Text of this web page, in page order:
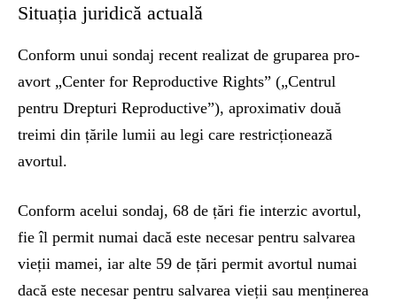
Situația juridică actuală
Conform unui sondaj recent realizat de gruparea pro-
avort „Center for Reproductive Rights” („Centrul
pentru Drepturi Reproductive”), aproximativ două
treimi din țările lumii au legi care restricționează
avortul.
Conform acelui sondaj, 68 de țări fie interzic avortul,
fie îl permit numai dacă este necesar pentru salvarea
vieții mamei, iar alte 59 de țări permit avortul numai
dacă este necesar pentru salvarea vieții sau menținerea